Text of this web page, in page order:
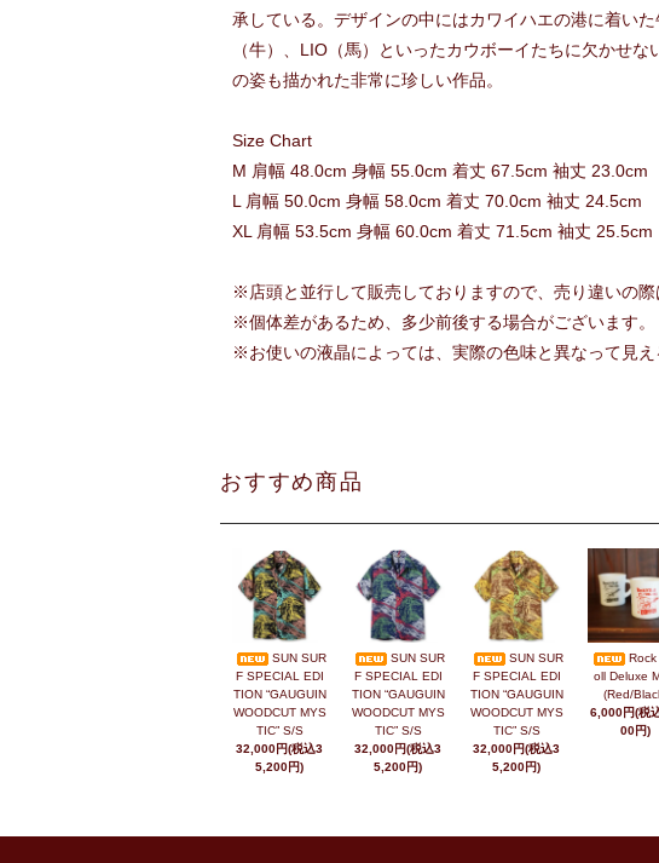
承している。デザインの中にはカワイハエの港に着い
（牛）、LIO（馬）といったカウボーイたちに欠かせ
の姿も描かれた非常に珍しい作品。
Size Chart
M 肩幅 48.0cm 身幅 55.0cm 着丈 67.5cm 袖丈 23.0cm
L 肩幅 50.0cm 身幅 58.0cm 着丈 70.0cm 袖丈 24.5cm
XL 肩幅 53.5cm 身幅 60.0cm 着丈 71.5cm 袖丈 25.5cm
※店頭と並行して販売しておりますので、売り違いの際
※個体差があるため、多少前後する場合がございます。
※お使いの液晶によっては、実際の色味と異なって見え
おすすめ商品
SUN SUR
F SPECIAL EDI
TION “GAUGUIN
WOODCUT MYS
TIC” S/S
32,000円(税込3
5,200円)
SUN SUR
F SPECIAL EDI
TION “GAUGUIN
WOODCUT MYS
TIC” S/S
32,000円(税込3
5,200円)
SUN SUR
F SPECIAL EDI
TION “GAUGUIN
WOODCUT MYS
TIC” S/S
32,000円(税込3
5,200円)
Rock
oll Deluxe
(Red/
6,000円(税
00円)